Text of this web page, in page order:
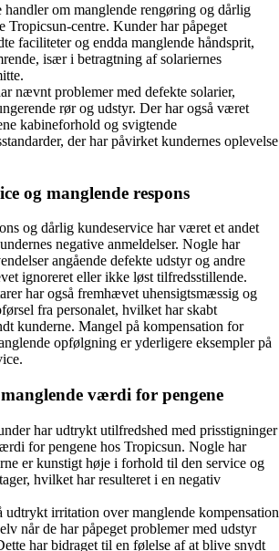
om manglende rengøring og dårlig
Tropicsun-centre. Kunder har påpeget
faciliteter og endda manglende håndsprit,
især i betragtning af solariernes
nævnt problemer med defekte solarier,
rør og udstyr. Der har også været
kabineforhold og svigtende
der har påvirket kundernes oplevelse
og manglende respons
og dårlig kundeservice har været et andet
negative anmeldelser. Nogle har
angående defekte udstyr og andre
ignoreret eller ikke løst tilfredsstillende.
har også fremhævet uhensigtsmæssig og
fra personalet, hvilket har skabt
kunderne. Mangel på kompensation for
opfølgning er yderligere eksempler på
værdi for pengene
har udtrykt utilfredshed med prisstigninger
for pengene hos Tropicsun. Nogle har
er kunstigt høje i forhold til den service og
hvilket har resulteret i en negativ
udtrykt irritation over manglende kompensation
når de har påpeget problemer med udstyr
har bidraget til en følelse af at blive snydt